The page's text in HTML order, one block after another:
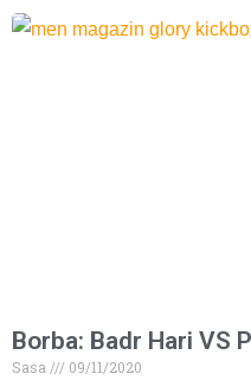
Borba: Badr Hari VS
Sasa 09/11/2020